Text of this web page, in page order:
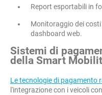
Report esportabili in
Monitoraggio dei
dashboard web.
Sistemi di
della Smart
Le tecnologie di pagamento
l'integrazione con i veicoli